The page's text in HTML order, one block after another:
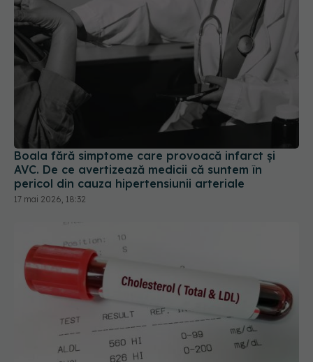
Boala fără simptome care provoacă infarct și
AVC. De ce avertizează medicii că suntem în
pericol din cauza hipertensiunii arteriale
17 mai 2026, 18:32